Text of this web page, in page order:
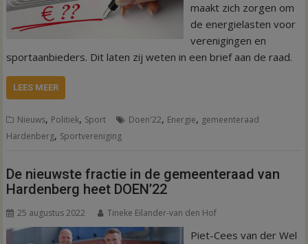
maakt zich zorgen om
de energielasten voor
verenigingen en
sportaanbieders. Dit laten zij weten in een brief aan de raad.
LEES MEER
Nieuws, Politiek, Sport Doen'22, Energie, gemeenteraad
Hardenberg, Sportvereniging
De nieuwste fractie in de gemeenteraad van
Hardenberg heet DOEN’22
25 augustus 2022 Tineke Eilander-van den Hof
Piet-Cees van der Wel